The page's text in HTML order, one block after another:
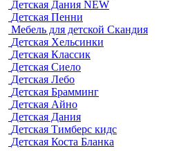
Детская Дания NEW
Детская Пенни
Мебель для детской Скандия
Детская Хельсинки
Детская Классик
Детская Сиело
Детская Лебо
Детская Брамминг
Детская Айно
Детская Дания
Детская Тимберс кидс
Детская Коста Бланка